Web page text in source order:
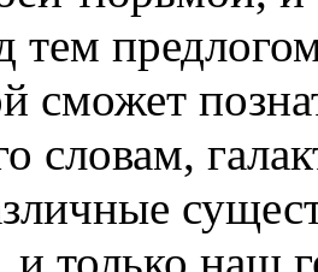
тем
сможет
словам,